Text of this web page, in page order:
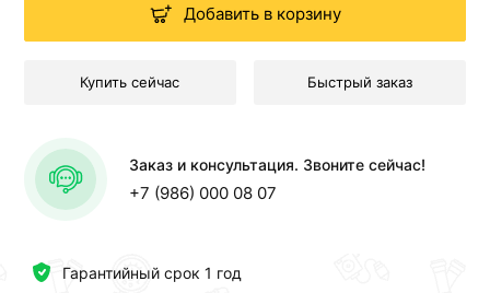
Гарантийный срок 1 год
Добавить в корзину
Купить сейчас Быстрый заказ
Заказ и консультация. Звоните сейчас!
+7 (986) 000 08 07